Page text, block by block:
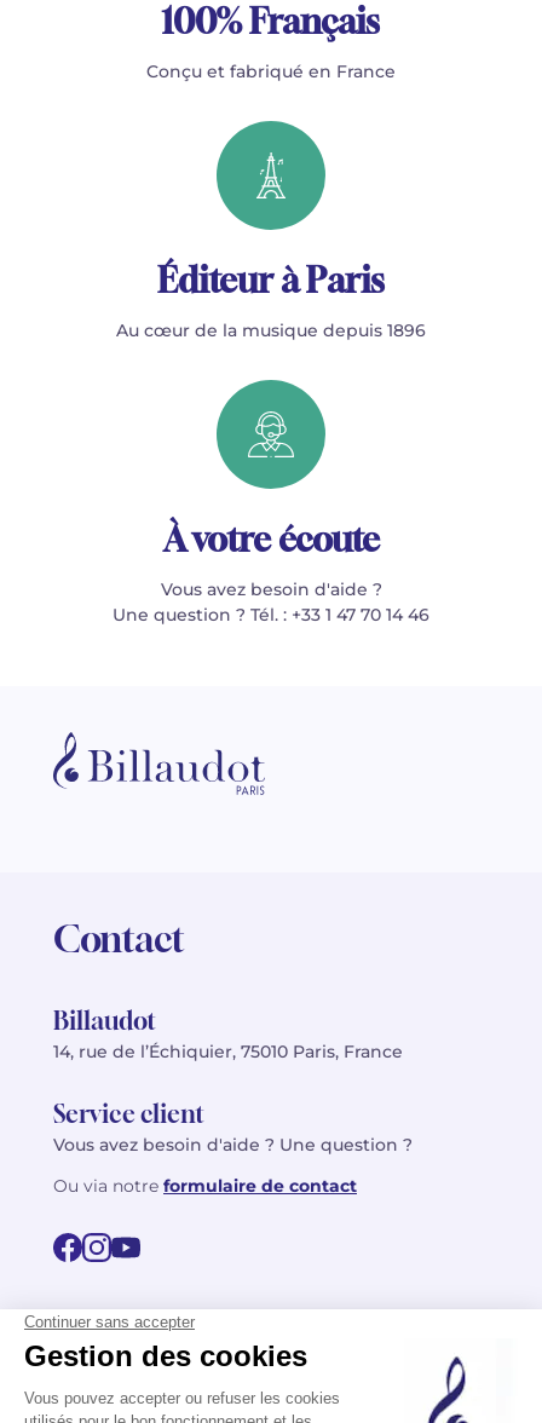
100% Français
Conçu et fabriqué en France
Éditeur à Paris
Au cœur de la musique depuis 1896
À votre écoute
Vous avez besoin d'aide ?
Une question ? Tél. : +33 1 47 70 14 46
Contact
Billaudot
14, rue de l’Échiquier, 75010 Paris, France
Service client
Vous avez besoin d'aide ? Une question ?
Ou via notre formulaire de contact
FR
EN
© 2026 Billaudot Paris. Tous droits réservés